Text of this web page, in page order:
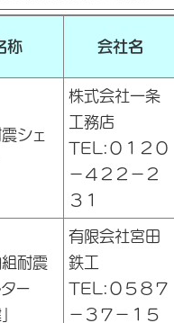
称 会社名
シェ
株式会社一条
工務店
TEL:０１２０
－４２２－２
３１
耐震
ー
有限会社宮田
鉄工
TEL:０５８７
－３７－１５